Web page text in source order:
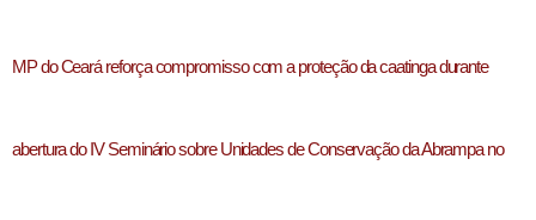
MP do Ceará reforça compromisso com a proteção da caatinga durante
abertura do IV Seminário sobre Unidades de Conservação da Abrampa no